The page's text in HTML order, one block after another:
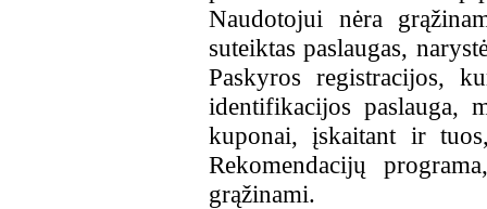
Naudotojui nėra
suteiktas paslaugas,
Paskyros registracijos,
identifikacijos paslauga,
kuponai, įskaitant ir
Rekomendacijų
grąžinami.